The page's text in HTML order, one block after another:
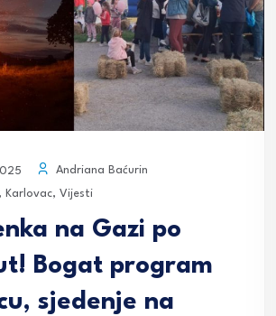
Andriana Baćurin
, Karlovac, Vijesti
na Gazi po
Bogat program
sjedenje na